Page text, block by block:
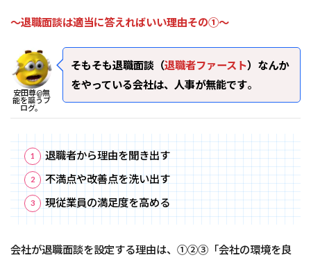
～退職面談は適当に答えればいい理由その①～
安田尊@無
能を謳うブ
ログ。
そもそも退職面談（退職者ファースト）なんか
をやっている会社は、人事が無能です。
退職者から理由を聞き出す
不満点や改善点を洗い出す
現従業員の満足度を高める
会社が退職面談を設定する理由は、①②③「会社の環境を良